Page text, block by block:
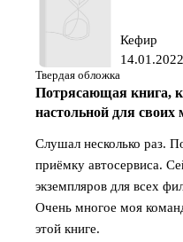
Твердая обложка
Кефир
14.01.2022
Потрясающая книга,
настольной для своих
Слушал несколько раз.
приёмку автосервиса.
экземпляров для всех
Очень многое моя
этой книге.